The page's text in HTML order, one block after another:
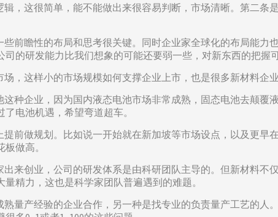
，这很简单，能不能做出来很容易判断，市场清晰。第二
前瞻性的布局和思考很关键。同时企业家全球化的布局能
的研发能力比我们想象的可能还要弱一些，对新东西的把握
，这样小的市场规模如何支撑企业上市，也是很多新材料企业
种企业，因为国内液态电池市场非常成熟，固态电池去颠
电池机遇，希望弯道超车。
前做规划。比如说一开始就在新加坡等市场设点，以及更
做高。
来创业，公司的研发体系是由科研团队主导的。但新材料
精力，这也是科学家团队普遍遇到的难题。
量产经验的企业合作，另一种是找专业的负责量产工艺的